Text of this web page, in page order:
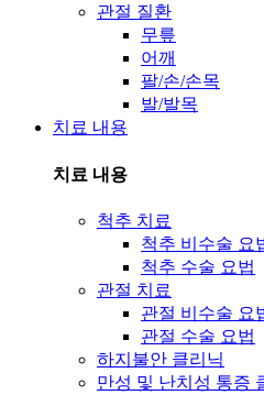
관절 질환
무릎
어깨
팔/손/손목
발/발목
치료 내용
치료 내용
척추 치료
척추 비수술 요
척추 수술 요법
관절 치료
관절 비수술 요
관절 수술 요법
하지불안 클리닉
만성 및 난치성 통증